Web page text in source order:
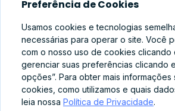
abr 8, 2026
Preferência de Cookies
Usamos cookies e tecnologias
necessárias para operar o site. Você
com o nosso uso de cookies clicando
gerenciar suas preferências clicando
opções”. Para obter mais
cookies, como utilizamos e quais
leia nossa Política de Privacidade.